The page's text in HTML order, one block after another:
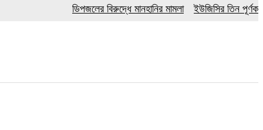
ডিপজলের বিরুদ্ধে মানহানির মামলা ইউজিসির তিন পূর্ণকালীন